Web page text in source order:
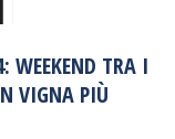
WEEKEND TRA I
VIGNA PIÙ